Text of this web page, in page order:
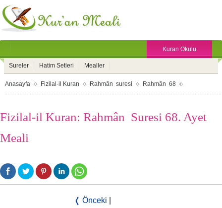
Kuran Okulu
Sureler Hatim Setleri Mealler
Anasayfa Fizilal-il Kuran Rahmân suresi Rahmân 68
Fizilal-il Kuran: Rahmân Suresi 68. Ayet
Meali
❬ Önceki